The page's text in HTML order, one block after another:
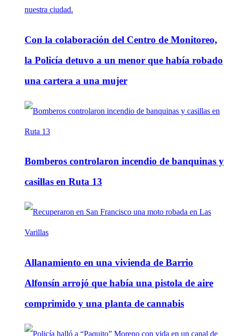
Con la colaboración del Centro de Monitoreo,
la Policía detuvo a un menor que había robado
una cartera a una mujer
Bomberos controlaron incendio de banquinas y
casillas en Ruta 13
Allanamiento en una vivienda de Barrio
Alfonsín arrojó que había una pistola de aire
comprimido y una planta de cannabis